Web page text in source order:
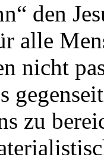
den
alle
nicht
zu